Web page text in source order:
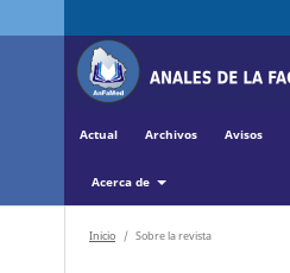
Actual Archivos Avisos
Acerca de
Inicio / Sobre la revista